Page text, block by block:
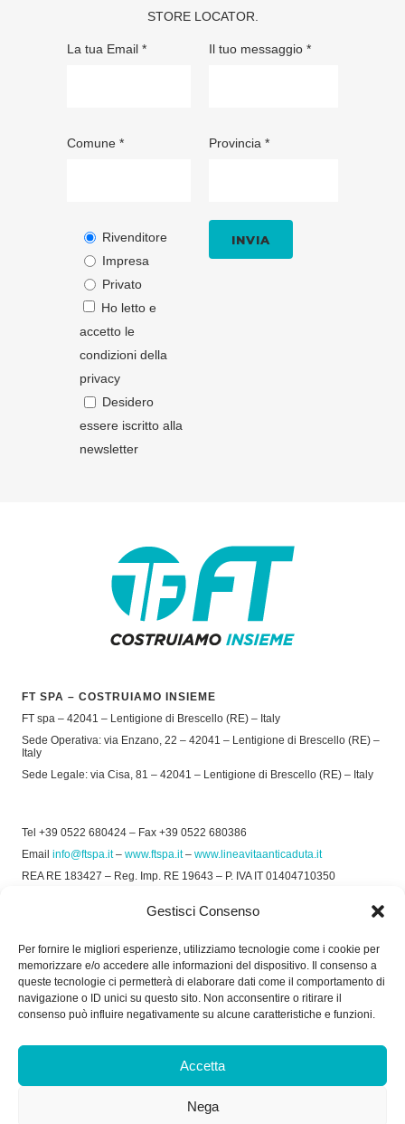
Gestisci Consenso
Per fornire le migliori esperienze, utilizziamo tecnologie come i cookie per
memorizzare e/o accedere alle informazioni del dispositivo. Il consenso a
queste tecnologie ci permetterà di elaborare dati come il comportamento di
navigazione o ID unici su questo sito. Non acconsentire o ritirare il
consenso può influire negativamente su alcune caratteristiche e funzioni.
Accetta
Nega
STORE LOCATOR
La tua Email *
Comune *
Rivenditore
Impresa
Privato
Ho letto e
accetto le
condizioni della
privacy
Desidero
essere iscritto alla
newsletter
Il tuo messaggio *
Provincia *
FT SPA – COSTRUIAMO INSIEME
FT spa – 42041 – Lentigione di Brescello (RE) – Italy
Sede Operativa: via Enzano, 22 – 42041 – Lentigione di Brescello (RE) –
Italy
Sede Legale: via Cisa, 81 – 42041 – Lentigione di Brescello (RE) – Italy
Tel +39 0522 680424 – Fax +39 0522 680386
Email info@ftspa.it– www.ftspa.it– www.lineavitaanticaduta.it
REA RE 183427 – Reg. Imp. RE 19643 – P. IVA IT 01404710350
Privacy Policy–Cookie Policy
SOCIAL
Dal Lunedì al Venerdì: 8.00/12.30 - 13.30/17.30